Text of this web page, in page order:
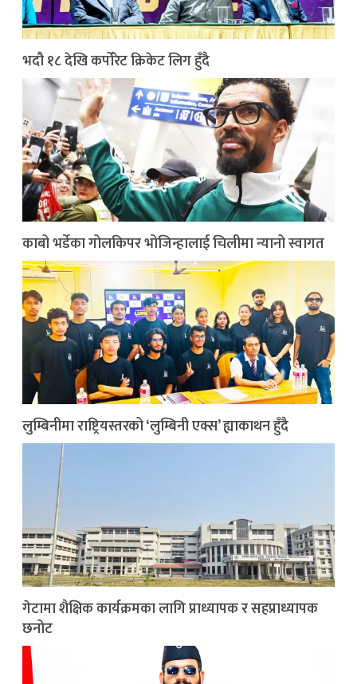
भदौ १८ देखि कर्पोरेट क्रिकेट लिग हुँदै
काबो भर्डेका गोलकिपर भोजिन्हालाई चिलीमा न्यानो स्वागत
लुम्बिनीमा राष्ट्रियस्तरको ‘लुम्बिनी एक्स’ ह्याकाथन हुँदै
गेटामा शैक्षिक कार्यक्रमका लागि प्राध्यापक र सहप्राध्यापक
छनोट